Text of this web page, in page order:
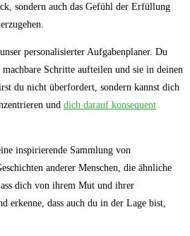
sondern auch das Gefühl ⁣der Erfüllung
personalisierter Aufgabenplaner. Du
Schritte aufteilen und sie in deinen
du nicht überfordert, sondern kannst dich
und dich darauf​ konsequent
inspirierende Sammlung von
anderer ⁤Menschen, die ähnliche
dich von ihrem Mut und ihrer
erkenne, dass auch du in der Lage bist,